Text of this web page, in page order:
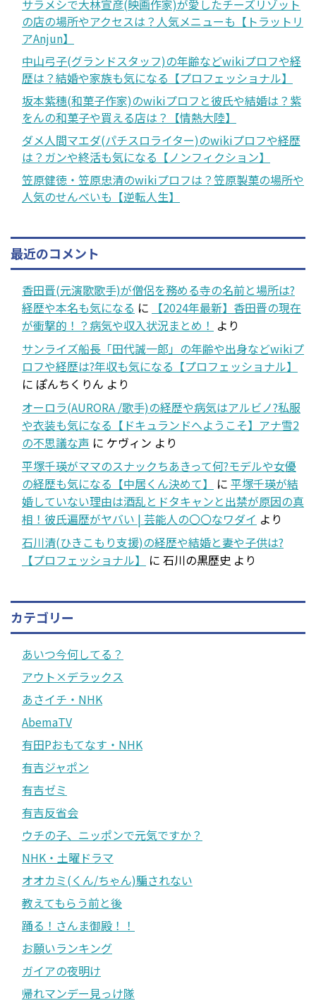
サラメシで大林宣彦(映画作家)が愛したチーズリゾット
の店の場所やアクセスは？人気メニューも【トラットリ
アAnjun】
中山弓子(グランドスタッフ)の年齢などwikiプロフや経
歴は？結婚や家族も気になる【プロフェッショナル】
坂本紫穗(和菓子作家)のwikiプロフと彼氏や結婚は？紫
をんの和菓子や買える店は？【情熱大陸】
ダメ人間マエダ(パチスロライター)のwikiプロフや経歴
は？ガンや終活も気になる【ノンフィクション】
笠原健徳・笠原忠清のwikiプロフは？笠原製菓の場所や
人気のせんべいも【逆転人生】
最近のコメント
香田晋(元演歌歌手)が僧侶を務める寺の名前と場所は?
経歴や本名も気になる に
【2024年最新】香田晋の現在
が衝撃的！？病気や収入状況まとめ！ より
サンライズ船長「田代誠一郎」の年齢や出身などwikiプ
ロフや経歴は?年収も気になる【プロフェッショナル】
に ぽんちくりん より
オーロラ(AURORA /歌手)の経歴や病気はアルビノ?私服
や衣装も気になる【ドキュランドへようこそ】アナ雪2
の不思議な声 に ケヴィン より
平塚千瑛がママのスナックちあきって何?モデルや女優
の経歴も気になる【中居くん決めて】
に 平塚千瑛が結
婚していない理由は酒乱とドタキャンと出禁が原因の真
相！彼氏遍歴がヤバい | 芸能人の〇〇なワダイ より
石川清(ひきこもり支援)の経歴や結婚と妻や子供は?
【プロフェッショナル】
に 石川の黒歴史 より
カテゴリー
あいつ今何してる？
アウト×デラックス
あさイチ・NHK
AbemaTV
有田Pおもてなす・NHK
有吉ジャポン
有吉ゼミ
有吉反省会
ウチの子、ニッポンで元気ですか？
NHK・土曜ドラマ
オオカミ(くん/ちゃん)騙されない
教えてもらう前と後
踊る！さんま御殿！！
お願いランキング
ガイアの夜明け
帰れマンデー見っけ隊